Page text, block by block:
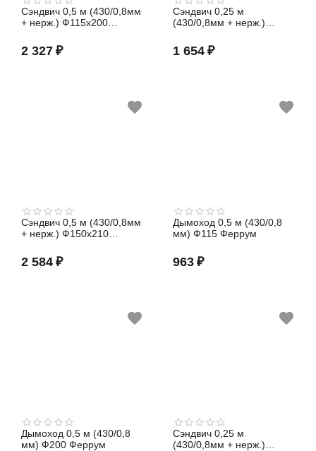
Сэндвич 0,5 м (430/0,8мм
+ нерж.) Ф115х200
2 327 ₽
Сэндвич 0,25 м
(430/0,8мм + нерж.)
1 654 ₽
Сэндвич 0,5 м (430/0,8мм
+ нерж.) Ф150х210
2 584 ₽
Дымоход 0,5 м (430/0,8
мм) Ф115 Феррум
963 ₽
Дымоход 0,5 м (430/0,8
мм) Ф200 Феррум
Сэндвич 0,25 м
(430/0,8мм + нерж.)